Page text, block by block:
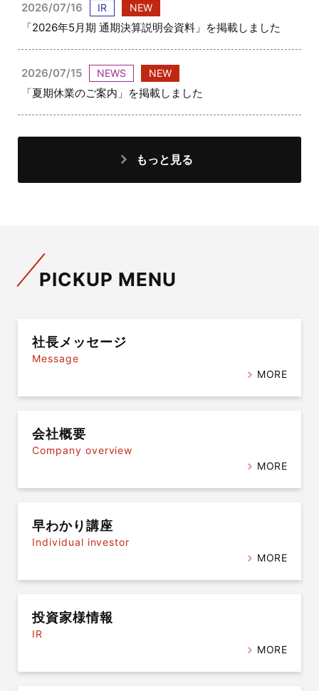
2026/07/16 IR NEW
「2026年5月期 通期決算説明会資料」を掲載しました
2026/07/15 NEWS NEW
「夏期休業のご案内」を掲載しました
もっと見る
PICKUP MENU
社長メッセージ
Message
MORE
会社概要
Company overview
MORE
早わかり講座
Individual investor
MORE
投資家様情報
IR
MORE